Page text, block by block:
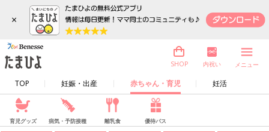
×
TOP 妊娠・出産 赤ちゃん・育児 妊活
SHOP 内祝い メニュー
育児グッズ 病気・予防接種 離乳食 優待パス